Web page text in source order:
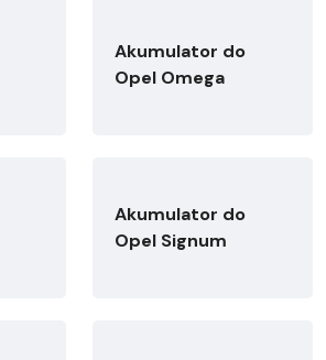
Akumulator do
Opel Omega
Akumulator do
Opel Signum